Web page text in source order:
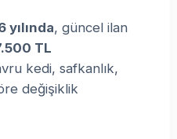
, güncel ilan
TL
kedi, safkanlık,
değişiklik